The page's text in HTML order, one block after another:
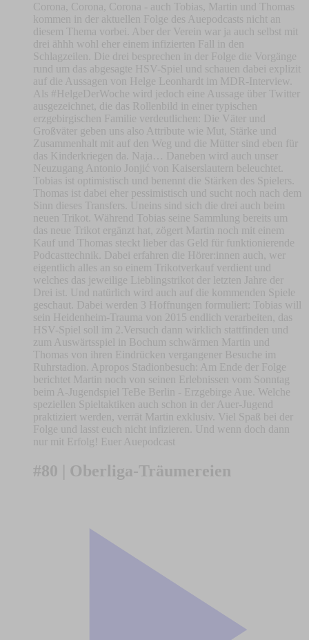
Corona, Corona, Corona - auch Tobias, Martin und Thomas
kommen in der aktuellen Folge des Auepodcasts nicht an
diesem Thema vorbei. Aber der Verein war ja auch selbst mit
drei ähhh wohl eher einem infizierten Fall in den
Schlagzeilen. Die drei besprechen in der Folge die Vorgänge
rund um das abgesagte HSV-Spiel und schauen dabei explizit
auf die Aussagen von Helge Leonhardt im MDR-Interview.
Als #HelgeDerWoche wird jedoch eine Aussage über Twitter
ausgezeichnet, die das Rollenbild in einer typischen
erzgebirgischen Familie verdeutlichen: Die Väter und
Großväter geben uns also Attribute wie Mut, Stärke und
Zusammenhalt mit auf den Weg und die Mütter sind eben für
das Kinderkriegen da. Naja… Daneben wird auch unser
Neuzugang Antonio Jonjić von Kaiserslautern beleuchtet.
Tobias ist optimistisch und benennt die Stärken des Spielers.
Thomas ist dabei eher pessimistisch und sucht noch nach dem
Sinn dieses Transfers. Uneins sind sich die drei auch beim
neuen Trikot. Während Tobias seine Sammlung bereits um
das neue Trikot ergänzt hat, zögert Martin noch mit einem
Kauf und Thomas steckt lieber das Geld für funktionierende
Podcasttechnik. Dabei erfahren die Hörer:innen auch, wer
eigentlich alles an so einem Trikotverkauf verdient und
welches das jeweilige Lieblingstrikot der letzten Jahre der
Drei ist. Und natürlich wird auch auf die kommenden Spiele
geschaut. Dabei werden 3 Hoffnungen formuliert: Tobias will
sein Heidenheim-Trauma von 2015 endlich verarbeiten, das
HSV-Spiel soll im 2.Versuch dann wirklich stattfinden und
zum Auswärtsspiel in Bochum schwärmen Martin und
Thomas von ihren Eindrücken vergangener Besuche im
Ruhrstadion. Apropos Stadionbesuch: Am Ende der Folge
berichtet Martin noch von seinen Erlebnissen vom Sonntag
beim A-Jugendspiel TeBe Berlin - Erzgebirge Aue. Welche
speziellen Spieltaktiken auch schon in der Auer-Jugend
praktiziert werden, verrät Martin exklusiv. Viel Spaß bei der
Folge und lasst euch nicht infizieren. Und wenn doch dann
nur mit Erfolg! Euer Auepodcast
#80 | Oberliga-Träumereien